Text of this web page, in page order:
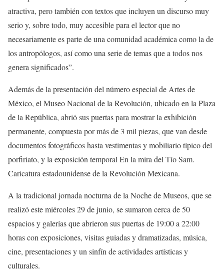
atractiva, pero también con textos que incluyen un discurso muy
serio y, sobre todo, muy accesible para el lector que no
necesariamente es parte de una comunidad académica como la de
los antropólogos, así como una serie de temas que a todos nos
genera significados”.
Además de la presentación del número especial de Artes de
México, el Museo Nacional de la Revolución, ubicado en la Plaza
de la República, abrió sus puertas para mostrar la exhibición
permanente, compuesta por más de 3 mil piezas, que van desde
documentos fotográficos hasta vestimentas y mobiliario típico del
porfiriato, y la exposición temporal En la mira del Tío Sam.
Caricatura estadounidense de la Revolución Mexicana.
A la tradicional jornada nocturna de la Noche de Museos, que se
realizó este miércoles 29 de junio, se sumaron cerca de 50
espacios y galerías que abrieron sus puertas de 19:00 a 22:00
horas con exposiciones, visitas guiadas y dramatizadas, música,
cine, presentaciones y un sinfín de actividades artísticas y
culturales.